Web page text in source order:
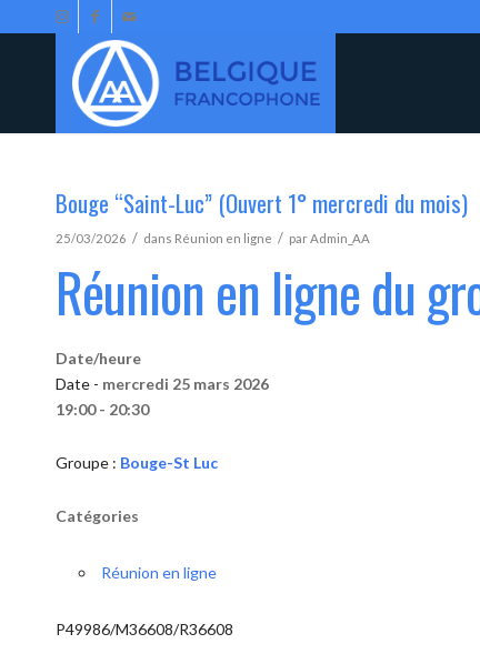
Bouge “Saint-Luc” (Ouvert 1° mercredi du mois)
25/03/2026 / dans Réunion en ligne / parAdmin_AA
Réunion en ligne du
Date/heure
Date - mercredi 25 mars 2026
19:00 - 20:30
Groupe : Bouge-St Luc
Catégories
Réunion en ligne
P49986/M36608/R36608